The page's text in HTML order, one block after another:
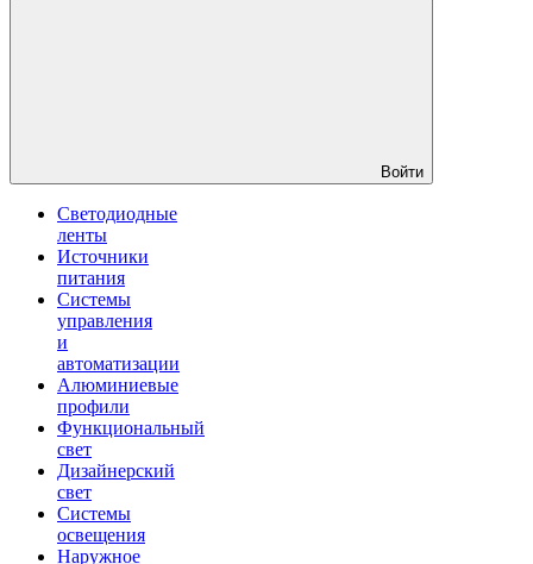
Войти
Светодиодные
ленты
Источники
питания
Системы
управления
и
автоматизации
Алюминиевые
профили
Функциональный
свет
Дизайнерский
свет
Системы
освещения
Наружное